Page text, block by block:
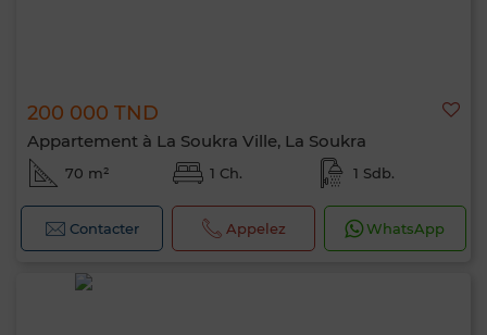
200 000 TND
Appartement à La Soukra Ville, La Soukra
70 m² 1 Ch. 1 Sdb.
Contacter Appelez WhatsApp